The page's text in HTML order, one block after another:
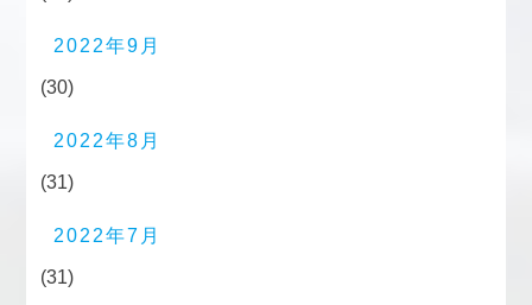
2022年9月
(30)
2022年8月
(31)
2022年7月
(31)